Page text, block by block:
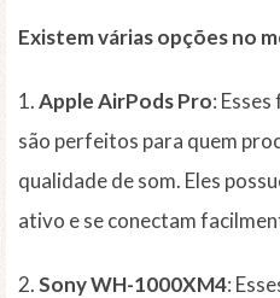
Existem várias opções no
1.Apple AirPods Pro:
são perfeitos para quem
qualidade de som. Eles
ativo e se conectam
2.Sony WH-1000XM4: